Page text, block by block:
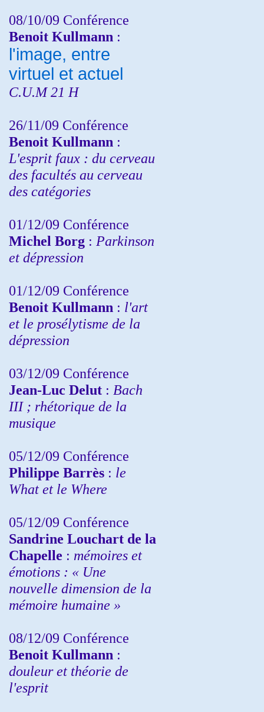
08/10/09 Conférence
Benoit Kullmann :
l'image, entre
virtuel et actuel
C.U.M 21 H
26/11/09 Conférence
Benoit Kullmann :
L'esprit faux : du cerveau
des facultés au cerveau
des catégories
01/12/09 Conférence
Michel Borg : Parkinson
et dépression
01/12/09 Conférence
Benoit Kullmann : l'art
et le prosélytisme de la
dépression
03/12/09 Conférence
Jean-Luc Delut : Bach
III ; rhétorique de la
musique
05/12/09 Conférence
Philippe Barrès : le
What et le Where
05/12/09 Conférence
Sandrine Louchart de la
Chapelle : mémoires et
émotions : « Une
nouvelle dimension de la
mémoire humaine »
08/12/09 Conférence
Benoit Kullmann :
douleur et théorie de
l'esprit